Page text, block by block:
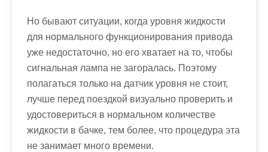
Но бывают ситуации, когда уровня жидкости
для нормального функционирования привода
уже недостаточно, но его хватает на то, чтобы
сигнальная лампа не загоралась. Поэтому
полагаться только на датчик уровня не стоит,
лучше перед поездкой визуально проверить и
удостовериться в нормальном количестве
жидкости в бачке, тем более, что процедура эта
не занимает много времени.